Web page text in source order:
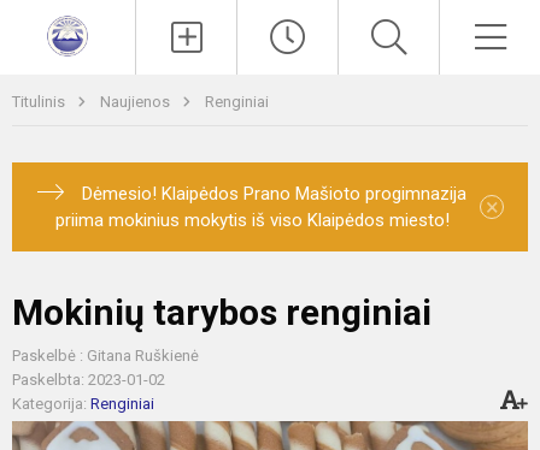
Titulinis Naujienos Renginiai
Dėmesio! Klaipėdos Prano Mašioto progimnazija
priima mokinius mokytis iš viso Klaipėdos miesto!
×
Mokinių tarybos renginiai
Paskelbė : Gitana Ruškienė
Paskelbta: 2023-01-02
Kategorija: Renginiai